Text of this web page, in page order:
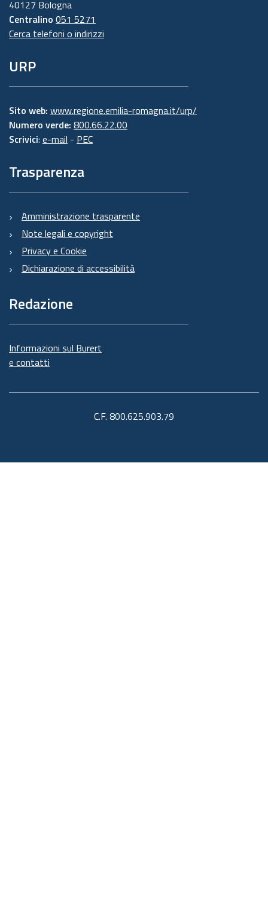
40127 Bologna
Centralino 051 5271
Cerca telefoni o indirizzi
URP
Sito web: www.regione.emilia-romagna.it/urp/
Numero verde: 800.66.22.00
Scrivici: e-mail - PEC
Trasparenza
Amministrazione trasparente
Note legali e copyright
Privacy e Cookie
Dichiarazione di accessibilità
Redazione
Informazioni sul Burert
e contatti
C.F. 800.625.903.79